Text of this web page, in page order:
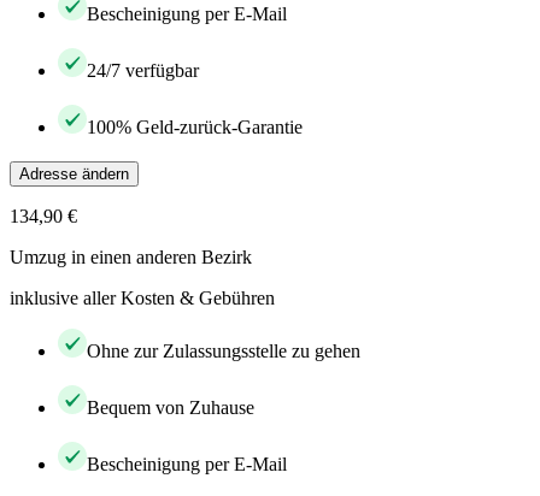
Bescheinigung per E-Mail
24/7 verfügbar
100% Geld-zurück-Garantie
Adresse ändern
134,90 €
Umzug in einen anderen Bezirk
inklusive aller Kosten & Gebühren
Ohne zur Zulassungsstelle zu gehen
Bequem von Zuhause
Bescheinigung per E-Mail